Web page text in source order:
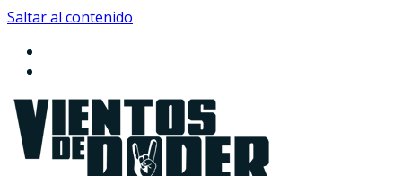
Saltar al contenido